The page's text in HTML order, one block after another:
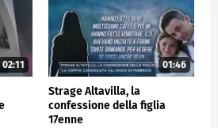
02:11 01:46
Strage Altavilla, la
confessione della figlia
17enne